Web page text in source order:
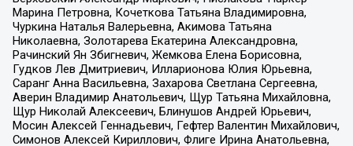
Марина Петровна, Кочеткова Татьяна Владимировна,
Чуркина Наталья Валерьевна, Акимова Татьяна
Николаевна, Золотарева Екатерина Александровна,
Рачинский Ян Збигневич, Жемкова Елена Борисовна,
Гудков Лев Дмитриевич, Илларионова Юлия Юрьевна,
Саранг Анна Васильевна, Захарова Светлана Сергеевна,
Аверин Владимир Анатольевич, Щур Татьяна Михайловна,
Щур Николай Алексеевич, Блинушов Андрей Юрьевич,
Мосин Алексей Геннадьевич, Гефтер Валентин Михайлович,
Симонов Алексей Кириллович, Флиге Ирина Анатольевна,